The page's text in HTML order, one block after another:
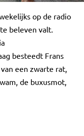
op de radio
beleven valt.
besteedt Frans
een zwarte rat,
de buxusmot,